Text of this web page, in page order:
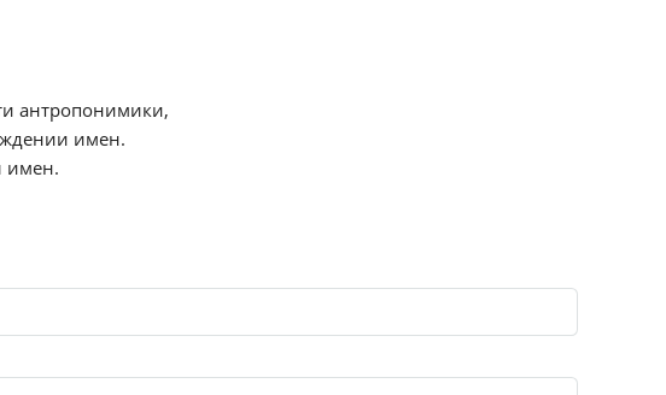
антропонимики,
имен.
имен.